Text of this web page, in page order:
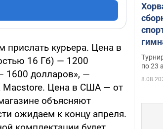
курьера. Цена в
16 Гб) — 1200
1600 долларов», —
Macstore. Цена в США — от
объясняют
ожидаем к концу апреля.
на
по 23